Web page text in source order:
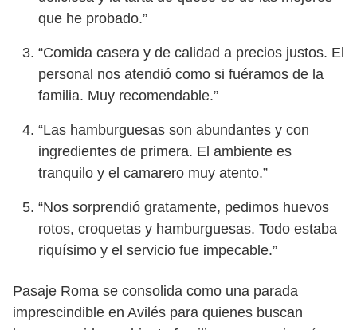
que he probado.”
“Comida casera y de calidad a precios justos. El
personal nos atendió como si fuéramos de la
familia. Muy recomendable.”
“Las hamburguesas son abundantes y con
ingredientes de primera. El ambiente es
tranquilo y el camarero muy atento.”
“Nos sorprendió gratamente, pedimos huevos
rotos, croquetas y hamburguesas. Todo estaba
riquísimo y el servicio fue impecable.”
Pasaje Roma se consolida como una parada
imprescindible en Avilés para quienes buscan